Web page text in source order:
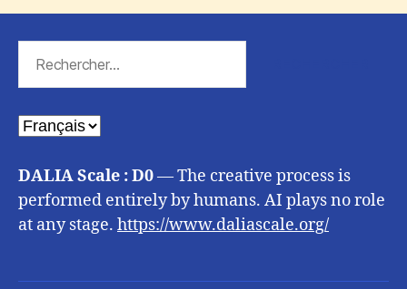
Choisir
une
DALIA Scale : D0— The creative process is
performed entirely by humans. AI plays no role
at any stage. https://www.daliascale.org/